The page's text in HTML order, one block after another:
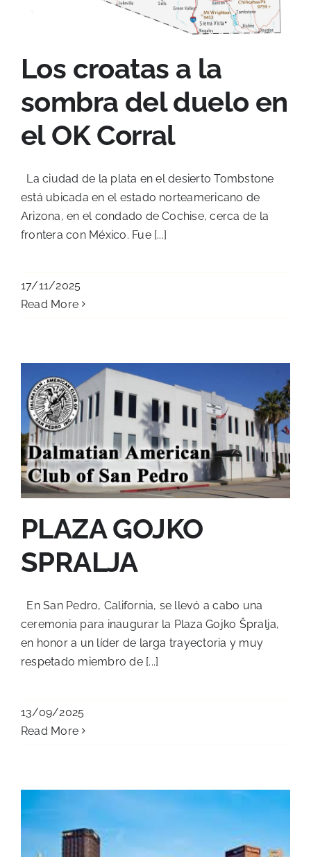
Los croatas a la
sombra del duelo en
el OK Corral
La ciudad de la plata en el desierto Tombstone
está ubicada en el estado norteamericano de
Arizona, en el condado de Cochise, cerca de la
frontera con México. Fue [...]
17/11/2025
Read More
PLAZA GOJKO
SPRALJA
En San Pedro, California, se llevó a cabo una
ceremonia para inaugurar la Plaza Gojko Špralja,
en honor a un líder de larga trayectoria y muy
respetado miembro de [...]
13/09/2025
Read More